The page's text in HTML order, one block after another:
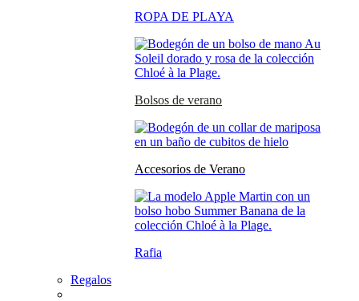
ROPA DE PLAYA
Bolsos de verano
Accesorios de Verano
Rafia
Regalos